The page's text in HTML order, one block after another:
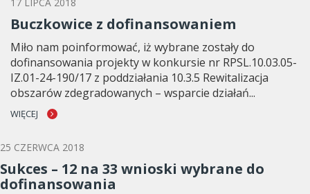
Buczkowice z dofinansowaniem
Miło nam poinformować, iż wybrane zostały do
dofinansowania projekty w konkursie nr RPSL.10.03.05-
IZ.01-24-190/17 z poddziałania 10.3.5 Rewitalizacja
obszarów zdegradowanych – wsparcie działań...
WIĘCEJ
25 CZERWCA 2018
Sukces – 12 na 33 wnioski wybrane do
dofinansowania